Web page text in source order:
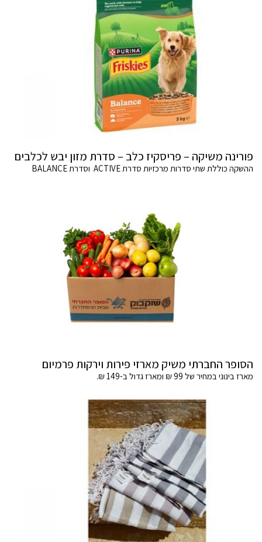
פורינה משיקה – פריסקיז כלב – סדרת מזון יבש לכלבים
ההשקה כוללת שתי סדרות מרכזיות סדרת ACTIVE וסדרת BALANCE
הסופר החברתי משיק מארזי פירות וירקות פרמיום
מארז בינוני במחיר של 99 ₪ ומארז גדול ב-149 ₪.